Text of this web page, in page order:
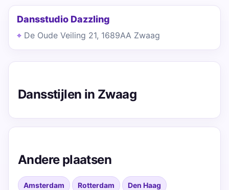
Dansstudio Dazzling
De Oude Veiling 21, 1689AA Zwaag
Dansstijlen in Zwaag
Andere plaatsen
Amsterdam Rotterdam Den Haag